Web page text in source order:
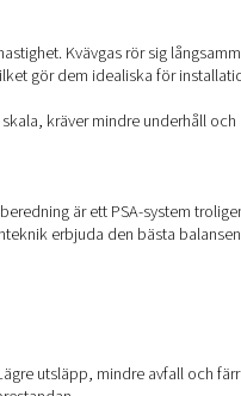
torkning och
och
och lagring –
för att skydda
plats ger en jämn